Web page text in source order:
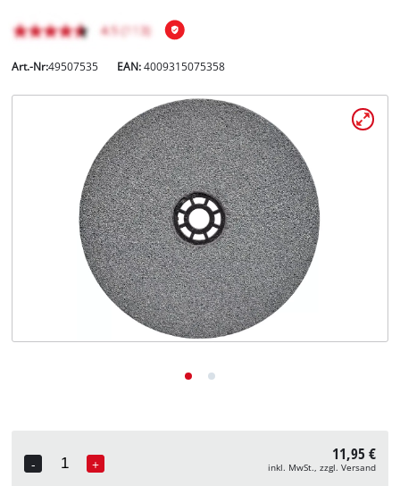
Deutsch
English
Art.-Nr:49507535 EAN:4009315075358
-
Quantity
+ 11,95 €
inkl. MwSt., zzgl. Versand